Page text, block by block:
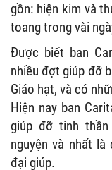
gồn: hiện kim và
toang trong vài
Được biết ban
nhiều đợt giúp đỡ
Giáo hạt, và có
Hiện nay ban
giúp đỡ tinh
nguyện và nhất
đại giúp.